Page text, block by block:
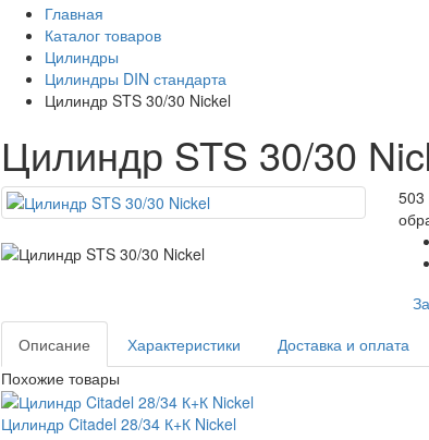
Главная
Каталог товаров
Цилиндры
Цилиндры DIN стандарта
Цилиндр STS 30/30 Nickel
Цилиндр STS 30/30
503
Описание
Характеристики Доставка и оплата
Похожие товары
Цилиндр Citadel 28/34 К+К Nickel